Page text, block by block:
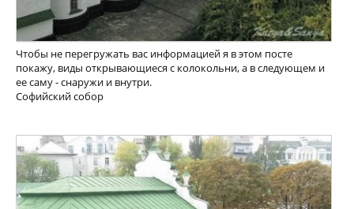
Чтобы не перегружать вас информацией я в этом посте
покажу, виды открывающиеся с колокольни, а в следующем и
ее саму - снаружи и внутри.
Софийский собор